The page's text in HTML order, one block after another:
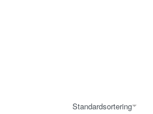
Standardsortering